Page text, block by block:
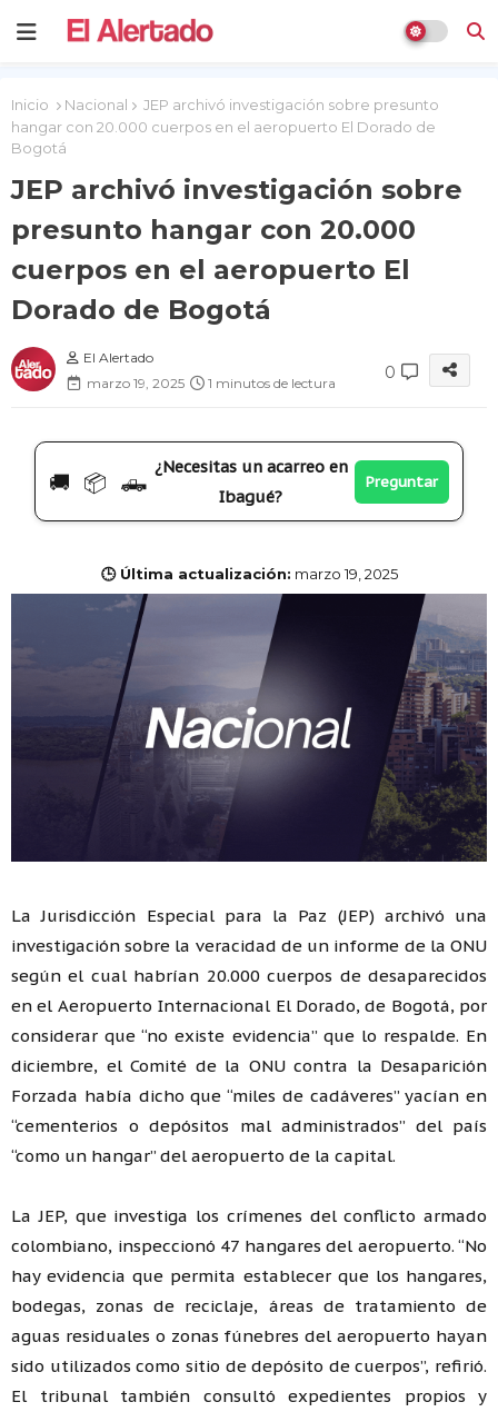
Inicio Nacional
JEP archivó investigación sobre presunto
hangar con 20.000 cuerpos en el aeropuerto El Dorado de
Bogotá
JEP archivó investigación sobre
presunto hangar con 20.000
cuerpos en el aeropuerto El
Dorado de Bogotá
El Alertado
marzo 19, 2025
1 minutos de lectura
0
🚚 📦 🛻
¿Necesitas un acarreo en
Ibagué?
Preguntar
🕒 Última actualización: marzo 19, 2025
La Jurisdicción Especial para la Paz (JEP) archivó una
investigación sobre la veracidad de un informe de la ONU
según el cual habrían 20.000 cuerpos de desaparecidos
en el Aeropuerto Internacional El Dorado, de Bogotá, por
considerar que “no existe evidencia” que lo respalde. En
diciembre, el Comité de la ONU contra la Desaparición
Forzada había dicho que “miles de cadáveres” yacían en
“cementerios o depósitos mal administrados” del país
“como un hangar” del aeropuerto de la capital.
La JEP, que investiga los crímenes del conflicto armado
colombiano, inspeccionó 47 hangares del aeropuerto. “No
hay evidencia que permita establecer que los hangares,
bodegas, zonas de reciclaje, áreas de tratamiento de
aguas residuales o zonas fúnebres del aeropuerto hayan
sido utilizados como sitio de depósito de cuerpos”, refirió.
El tribunal también consultó expedientes propios y